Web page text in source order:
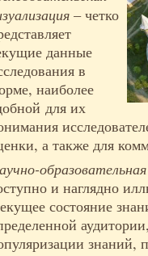
– четко
данные
в
наиболее
для их
а также для
и наглядно
состояние
знаний,